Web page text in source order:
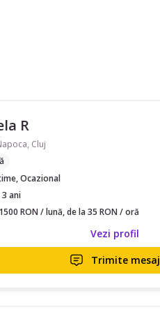
R
Cluj
Ocazional
3 ani
RON / lună, de la 35 RON / oră
Vezi profil
Trimite mesaj